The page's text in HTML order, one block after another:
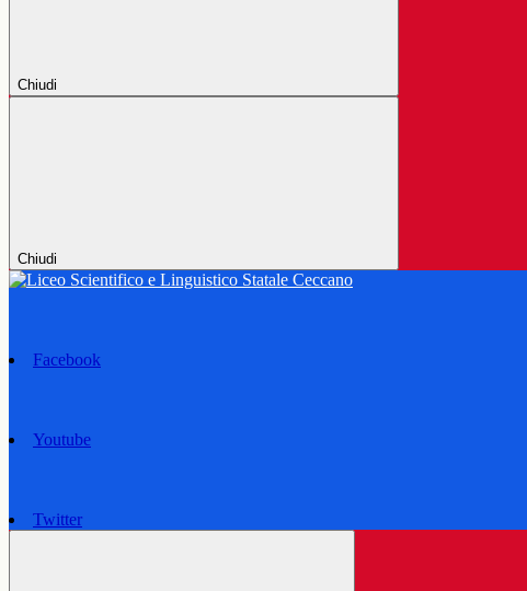
Chiudi
Chiudi
Facebook
Youtube
Twitter